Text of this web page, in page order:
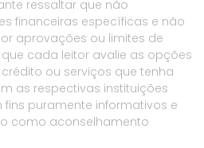
ressaltar que não
financeiras específicas e não
aprovações ou limites de
cada leitor avalie as opções
ou serviços que tenha
as respectivas instituições
fins puramente informativos e
como aconselhamento